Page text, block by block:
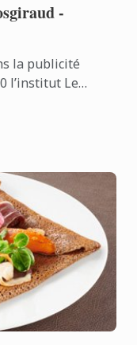
-
la publicité
l’institut Le